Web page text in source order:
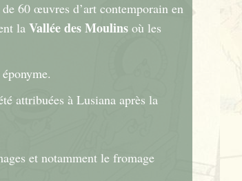
60 œuvres d’art contemporain en
la Vallée des Moulins où les
attribuées à Lusiana après la
et notamment le fromage